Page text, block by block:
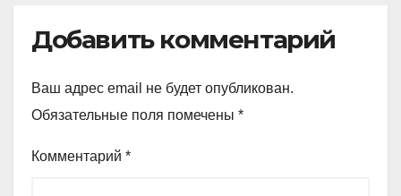
Добавить комментарий
Ваш адрес email не будет опубликован.
Обязательные поля помечены *
Комментарий *